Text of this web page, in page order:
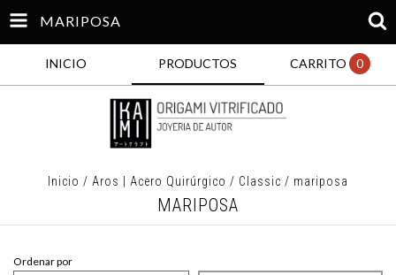
MARIPOSA
INICIO PRODUCTOS CARRITO 0
Inicio / Aros | Acero Quirúrgico / Classic / mariposa
MARIPOSA
Ordenar por